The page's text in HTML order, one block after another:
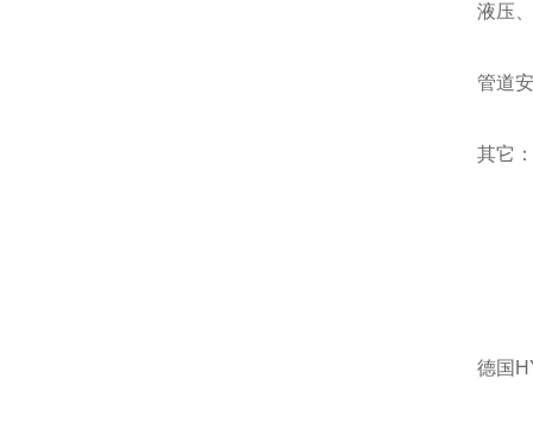
液压
管道
其它
德国